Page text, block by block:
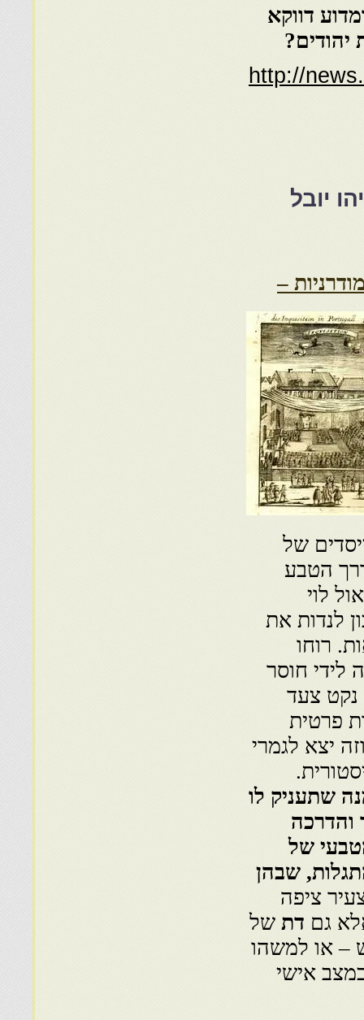
דווקא
יהודים?
http://
יובל
–
של
הטבע
לוי
לנדות את
רוחו
לידי חוסר
נקט צעד
פרטית
יצא לגמרי
שתעניק לו
של
שבהן
ציפה
גם דת של
– או למשהו
אישי